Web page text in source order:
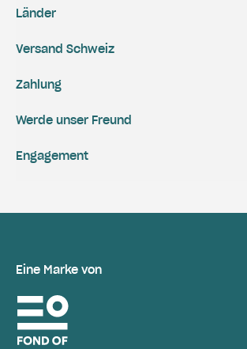
Versand Schweiz
Zahlung
Engagement
Werde unser Freund
Länder
Eine Marke von